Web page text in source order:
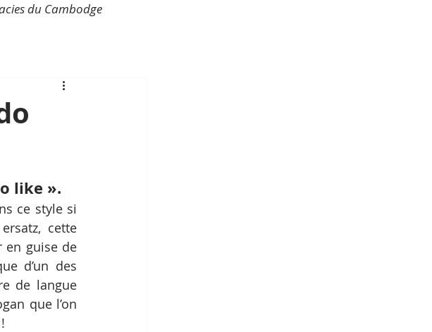
du Cambodge
like ».
ce style si
cette
en guise de
d’un des
de langue
que l’on